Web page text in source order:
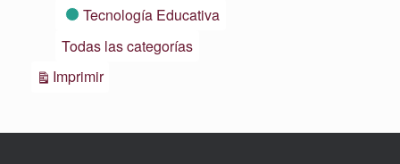
Tecnología Educativa
Todas las categorías
ImprimirVistas